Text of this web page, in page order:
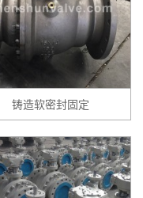
铸造软密封固定